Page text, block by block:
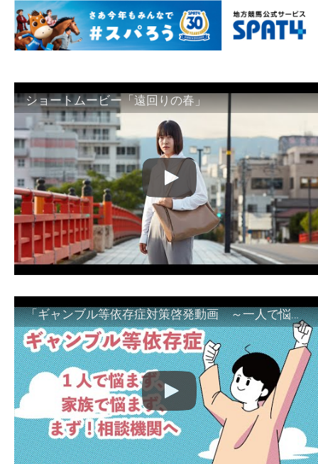
ショートムービー「遠回りの春」
「ギャンブル等依存症対策啓発動画 ～一人で悩まず、家族で悩まず、まず！相談機関へ～」